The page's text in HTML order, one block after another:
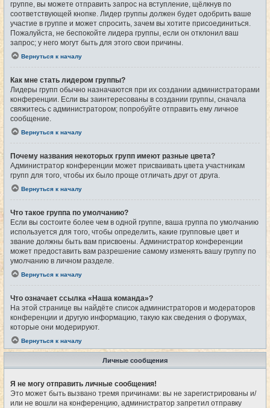
группе, вы можете отправить запрос на вступление, щёлкнув по
соответствующей кнопке. Лидер группы должен будет одобрить ваше
участие в группе и может спросить, зачем вы хотите присоединиться.
Пожалуйста, не беспокойте лидера группы, если он отклонил ваш
запрос; у него могут быть для этого свои причины.
Вернуться к началу
Как мне стать лидером группы?
Лидеры групп обычно назначаются при их создании администраторами
конференции. Если вы заинтересованы в создании группы, сначала
свяжитесь с администратором; попробуйте отправить ему личное
сообщение.
Вернуться к началу
Почему названия некоторых групп имеют разные цвета?
Администратор конференции может присваивать цвета участникам
групп для того, чтобы их было проще отличать друг от друга.
Вернуться к началу
Что такое группа по умолчанию?
Если вы состоите более чем в одной группе, ваша группа по умолчанию
используется для того, чтобы определить, какие групповые цвет и
звание должны быть вам присвоены. Администратор конференции
может предоставить вам разрешение самому изменять вашу группу по
умолчанию в личном разделе.
Вернуться к началу
Что означает ссылка «Наша команда»?
На этой странице вы найдёте список администраторов и модераторов
конференции и другую информацию, такую как сведения о форумах,
которые они модерируют.
Вернуться к началу
Личные сообщения
Я не могу отправить личные сообщения!
Это может быть вызвано тремя причинами: вы не зарегистрированы и/
или не вошли на конференцию, администратор запретил отправку